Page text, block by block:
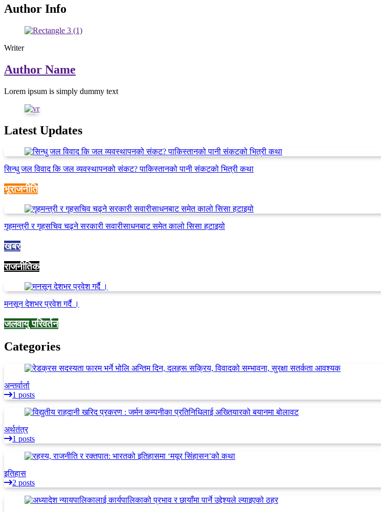
Author Info
Writer
Author Name
Lorem ipsum is simply dummy text
Latest Updates
सिन्धु जल विवाद कि जल व्यवस्थापनको संकट? पाकिस्तानको पानी संकटको भित्री कथा
भूराजनीति
गृहमन्त्री र गृहसचिव चढ्ने सरकारी सवारीसाधनबाट समेत कालो सिसा हटाइयो
खबर
राजनीतिक
मनसून देशभर प्रवेश गर्दै ।
जलवायु परिवर्तन
Categories
अन्तर्वार्ता
1 posts
अर्थतंत्र
1 posts
इतिहास
2 posts